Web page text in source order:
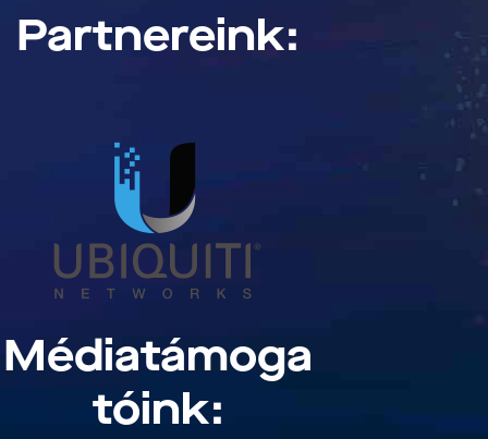
Partnereink:
Médiatámoga
tóink: